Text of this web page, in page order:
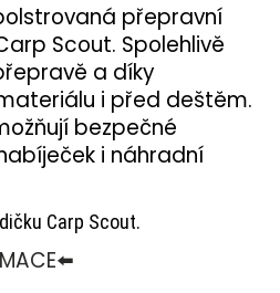
přepravní
Scout. Spolehlivě
a díky
i před deštěm.
bezpečné
i náhradní
Carp Scout.